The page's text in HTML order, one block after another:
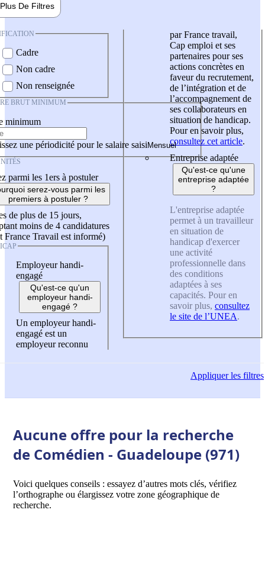
Plus De Filtres
Cadre
Non cadre
Non renseignée
BRUT MINIMUM
minimum
une périodicité pour le salaire saisi
parmi les 1ers à postuler
serez-vous parmi les
premiers à postuler ?
de plus de 15 jours,
moins de 4 candidatures
France Travail est informé)
Employeur handi-
engagé
Qu'est-ce qu'un
employeur handi-
engagé ?
Un employeur handi-
engagé est un
employeur reconnu
par France travail,
Cap emploi et ses
partenaires pour ses
actions concrètes en
faveur du recrutement,
de l’intégration et de
l’accompagnement de
ses collaborateurs en
situation de handicap.
Pour en savoir plus,
consultez cet article.
Entreprise adaptée
Qu'est-ce qu'une
entreprise adaptée
?
L'entreprise adaptée
permet à un travailleur
en situation de
handicap d'exercer
une activité
professionnelle dans
des conditions
adaptées à ses
capacités. Pour en
savoir plus, consultez
le site de l’UNEA.
Appliquerles filtres
Aucune offre pour la recherche
de Comédien - Guadeloupe (971)
Voici quelques conseils : essayez d’autres mots clés, vérifiez
l’orthographe ou élargissez votre zone géographique de
recherche.